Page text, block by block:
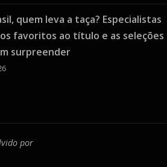
quem leva a taça? Especialistas
favoritos ao título e as seleções
surpreender
por